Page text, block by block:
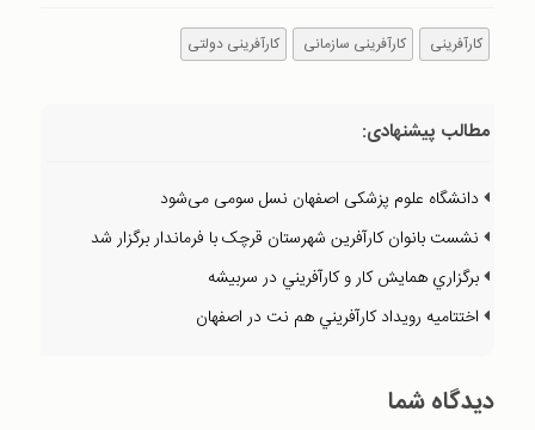
کارآفرینی کارآفرینی سازمانی کارآفرینی دولتی
مطالب پیشنهادی:
دانشگاه علوم پزشکی اصفهان نسل سومی می‌شود
نشست بانوان کارآفرين شهرستان قرچک با فرماندار برگزار شد
برگزاري همايش کار و کارآفريني در سربيشه
اختتاميه رويداد کارآفريني هم نت در اصفهان
دیدگاه شما